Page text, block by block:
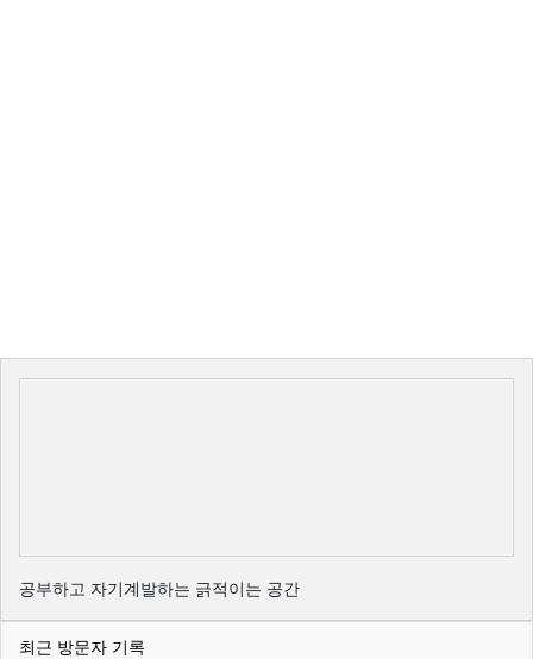
공부하고 자기계발하는 긁적이는 공간
최근 방문자 기록